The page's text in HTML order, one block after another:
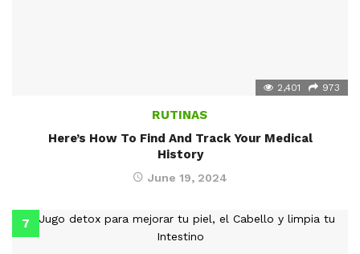
2,401 973
RUTINAS
Here’s How To Find And Track Your Medical
History
June 19, 2024